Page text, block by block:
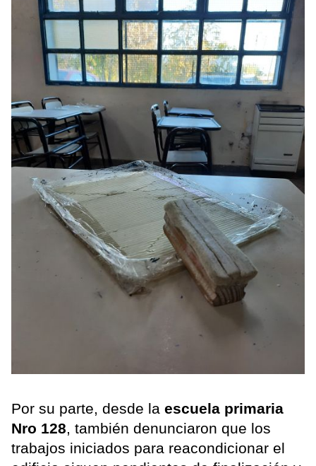
Por su parte, desde la escuela primaria
Nro 128, también denunciaron que los
trabajos iniciados para reacondicionar el